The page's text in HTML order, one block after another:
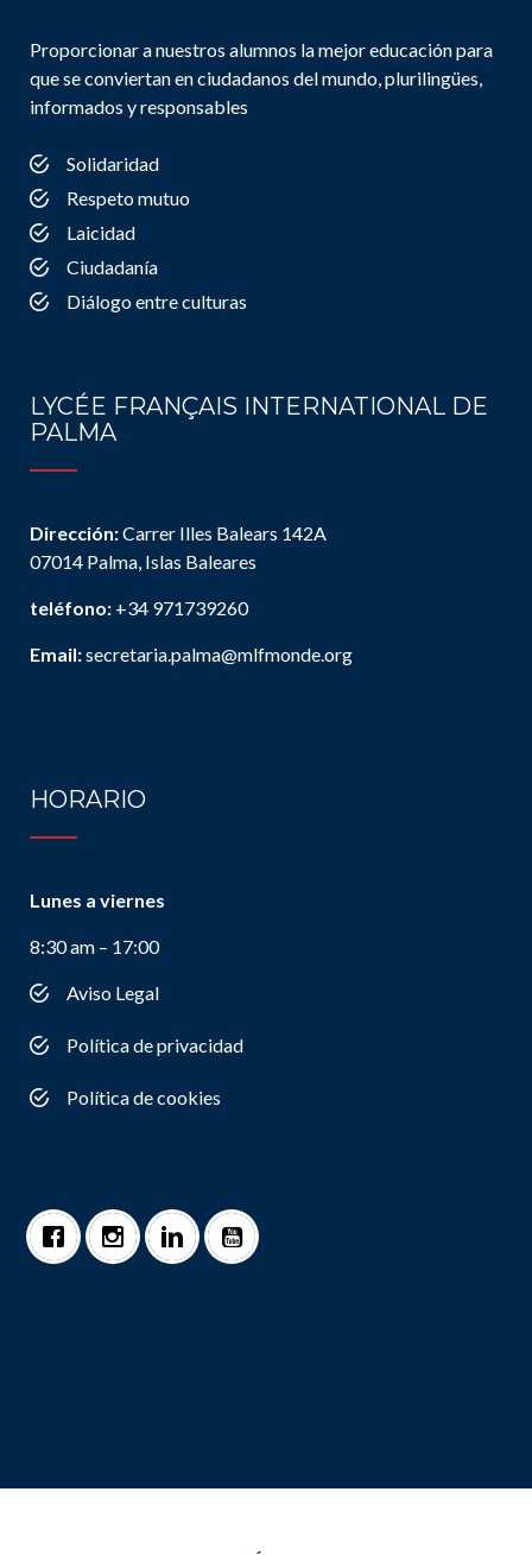
Proporcionar a nuestros alumnos la mejor educación para
que se conviertan en ciudadanos del mundo, plurilingües,
informados y responsables
Solidaridad
Respeto mutuo
Laicidad
Ciudadanía
Diálogo entre culturas
LYCÉE FRANÇAIS INTERNATIONAL DE
PALMA
Dirección:Carrer Illes Balears 142A
07014 Palma, Islas Baleares
teléfono: +34 971739260
Email:secretaria.palma@mlfmonde.org
HORARIO
Lunes a viernes
8:30 am – 17:00
Aviso Legal
Política de privacidad
Política de cookies